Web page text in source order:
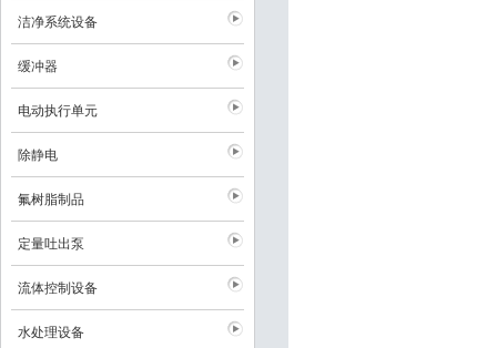
洁净系统设备
缓冲器
电动执行单元
除静电
氟树脂制品
定量吐出泵
流体控制设备
水处理设备